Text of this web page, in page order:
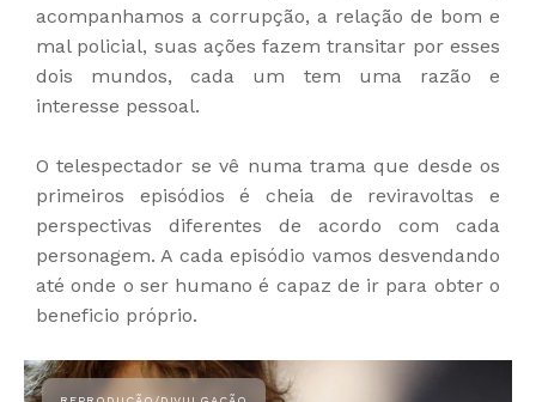
acompanhamos a corrupção, a relação de bom e
mal policial, suas ações fazem transitar por esses
dois mundos, cada um tem uma razão e
interesse pessoal.
O telespectador se vê numa trama que desde os
primeiros episódios é cheia de reviravoltas e
perspectivas diferentes de acordo com cada
personagem. A cada episódio vamos desvendando
até onde o ser humano é capaz de ir para obter o
beneficio próprio.